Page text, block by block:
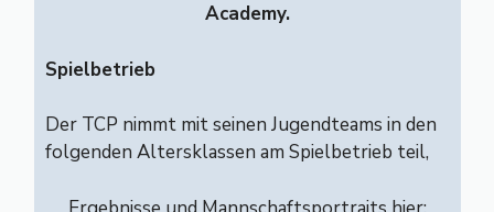
Academy.
Spielbetrieb
Der TCP nimmt mit seinen Jugendteams in den
folgenden Altersklassen am Spielbetrieb teil,